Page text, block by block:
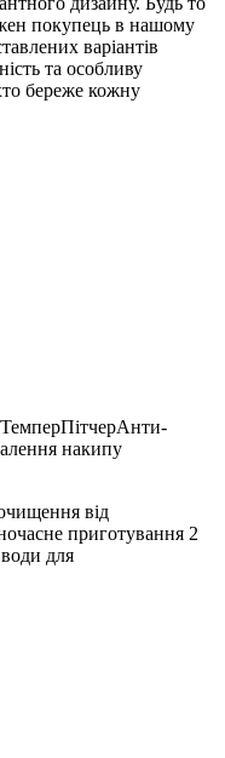
покупець в нашому
варіантів
та особливу
береже кожну
накипу
від
приготування 2
для